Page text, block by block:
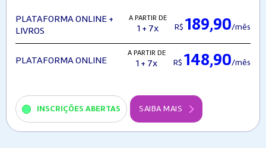
PLATAFORMA ONLINE +
LIVROS
A PARTIR DE
1 + 7x R$ 189,90/mês
PLATAFORMA ONLINE
A PARTIR DE
1 + 7x R$ 148,90/mês
INSCRIÇÕES ABERTAS SAIBA MAIS